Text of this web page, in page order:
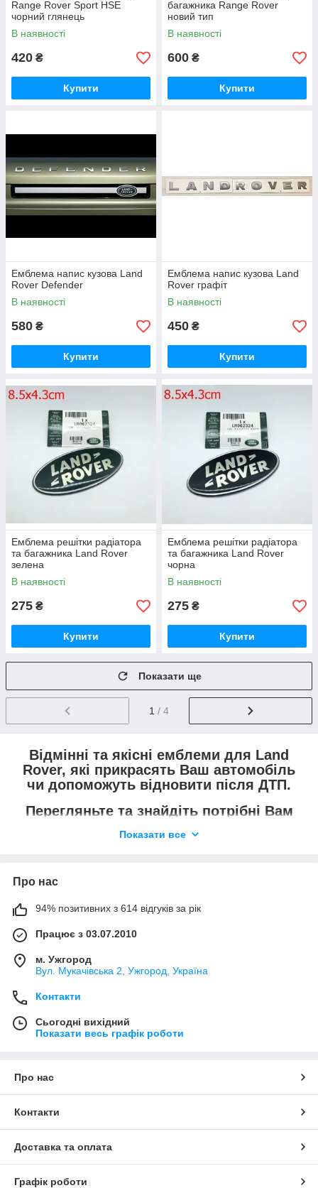
Range Rover Sport HSE
чорний глянець
В наявності
420 ₴
Купити
багажника Range Rover
новий тип
В наявності
600 ₴
Купити
Емблема напис кузова Land
Rover Defender
В наявності
580 ₴
Купити
Емблема напис кузова Land
Rover графіт
В наявності
450 ₴
Купити
Емблема решітки радіатора
та багажника Land Rover
зелена
В наявності
275 ₴
Купити
Емблема решітки радіатора
та багажника Land Rover
чорна
В наявності
275 ₴
Купити
Показати ще
1 / 4
Відмінні та якісні емблеми для Land
Rover, які прикрасять Ваш автомобіль
чи допоможуть відновити після ДТП.
Перегляньте та знайдіть потрібні Вам
Показати все
Про нас
94% позитивних з 614 відгуків за рік
Працює з 03.07.2010
м. Ужгород
Вул. Мукачівська 2, Ужгород, Україна
Контакти
Сьогодні вихідний
Показати весь графік роботи
Про нас
Контакти
Доставка та оплата
Графік роботи